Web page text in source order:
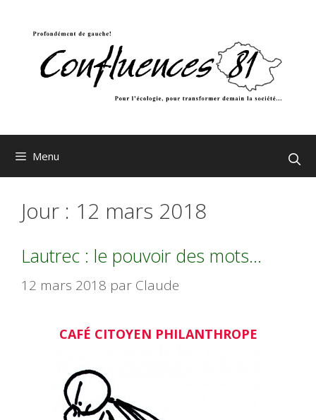
Menu
Jour : 12 mars 2018
Lautrec : le pouvoir des mots…
12 mars 2018 par Claude
CAFÉ CITOYEN PHILANTHROPE